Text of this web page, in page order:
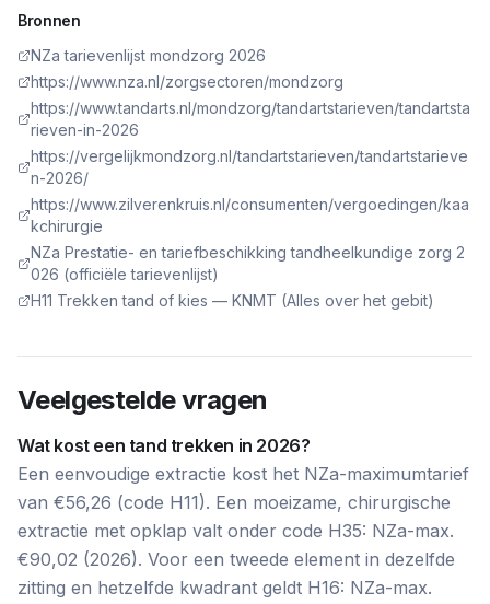
Bronnen
NZa tarievenlijst mondzorg 2026
https://www.nza.nl/zorgsectoren/mondzorg
https://www.tandarts.nl/mondzorg/tandartstarieven/tandartsta
rieven-in-2026
https://vergelijkmondzorg.nl/tandartstarieven/tandartstarieve
n-2026/
https://www.zilverenkruis.nl/consumenten/vergoedingen/kaa
kchirurgie
NZa Prestatie- en tariefbeschikking tandheelkundige zorg 2
026 (officiële tarievenlijst)
H11 Trekken tand of kies — KNMT (Alles over het gebit)
Veelgestelde vragen
Wat kost een tand trekken in 2026?
Een eenvoudige extractie kost het NZa-maximumtarief
van €56,26 (code H11). Een moeizame, chirurgische
extractie met opklap valt onder code H35: NZa-max.
€90,02 (2026). Voor een tweede element in dezelfde
zitting en hetzelfde kwadrant geldt H16: NZa-max.